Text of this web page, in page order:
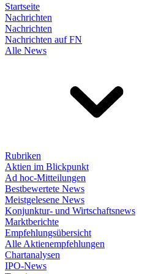
Startseite
Nachrichten
Nachrichten
Nachrichten auf FN
Alle News
Rubriken
Aktien im Blickpunkt
Ad hoc-Mitteilungen
Bestbewertete News
Meistgelesene News
Konjunktur- und Wirtschaftsnews
Marktberichte
Empfehlungsübersicht
Alle Aktienempfehlungen
Chartanalysen
IPO-News